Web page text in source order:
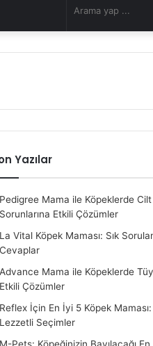
Yazılar
Pedigree Mama ile Köpeklerde
Sorunlarına Etkili Çözümler
La Vital Köpek Maması: Sık
Cevaplar
Advance Mama ile Köpeklerde Tüy
Etkili Çözümler
Reflex İçin En İyi 5 Köpek Maması:
Lezzetli Seçimler